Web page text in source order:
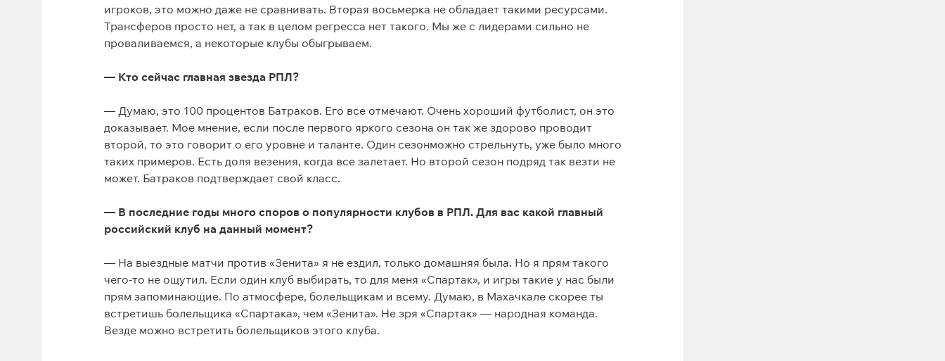
игроков, это можно даже не сравнивать. Вторая восьмерка не обладает такими ресурсами.
Трансферов просто нет, а так в целом регресса нет такого. Мы же с лидерами сильно не
проваливаемся, а некоторые клубы обыгрываем.
— Кто сейчас главная звезда РПЛ?
— Думаю, это 100 процентов Батраков. Его все отмечают. Очень хороший футболист, он это
доказывает. Мое мнение, если после первого яркого сезона он так же здорово проводит
второй, то это говорит о его уровне и таланте. Один сезонможно стрельнуть, уже было много
таких примеров. Есть доля везения, когда все залетает. Но второй сезон подряд так везти не
может. Батраков подтверждает свой класс.
— В последние годы много споров о популярности клубов в РПЛ. Для вас какой главный
российский клуб на данный момент?
— На выездные матчи против «Зенита» я не ездил, только домашняя была. Но я прям такого
чего-то не ощутил. Если один клуб выбирать, то для меня «Спартак», и игры такие у нас были
прям запоминающие. По атмосфере, болельщикам и всему. Думаю, в Махачкале скорее ты
встретишь болельщика «Спартака», чем «Зенита». Не зря «Спартак» — народная команда.
Везде можно встретить болельщиков этого клуба.